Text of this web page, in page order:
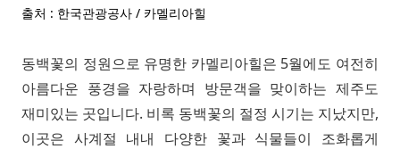
출처 : 한국관광공사 / 카멜리아힐
동백꽃의 정원으로 유명한 카멜리아힐은 5월에도 여전히
아름다운 풍경을 자랑하며 방문객을 맞이하는 제주도
재미있는 곳입니다. 비록 동백꽃의 절정 시기는 지났지만,
이곳은 사계절 내내 다양한 꽃과 식물들이 조화롭게